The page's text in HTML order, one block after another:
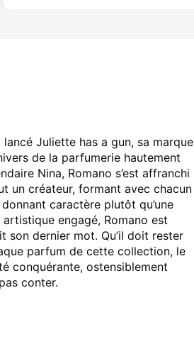
Juliette has a gun, sa marque
de la parfumerie hautement
Nina, Romano s’est affranchi
un créateur, formant avec chacun
caractère plutôt qu’une
engagé, Romano est
son dernier mot. Qu’il doit rester
parfum de cette collection, le
conquérante, ostensiblement
conter.